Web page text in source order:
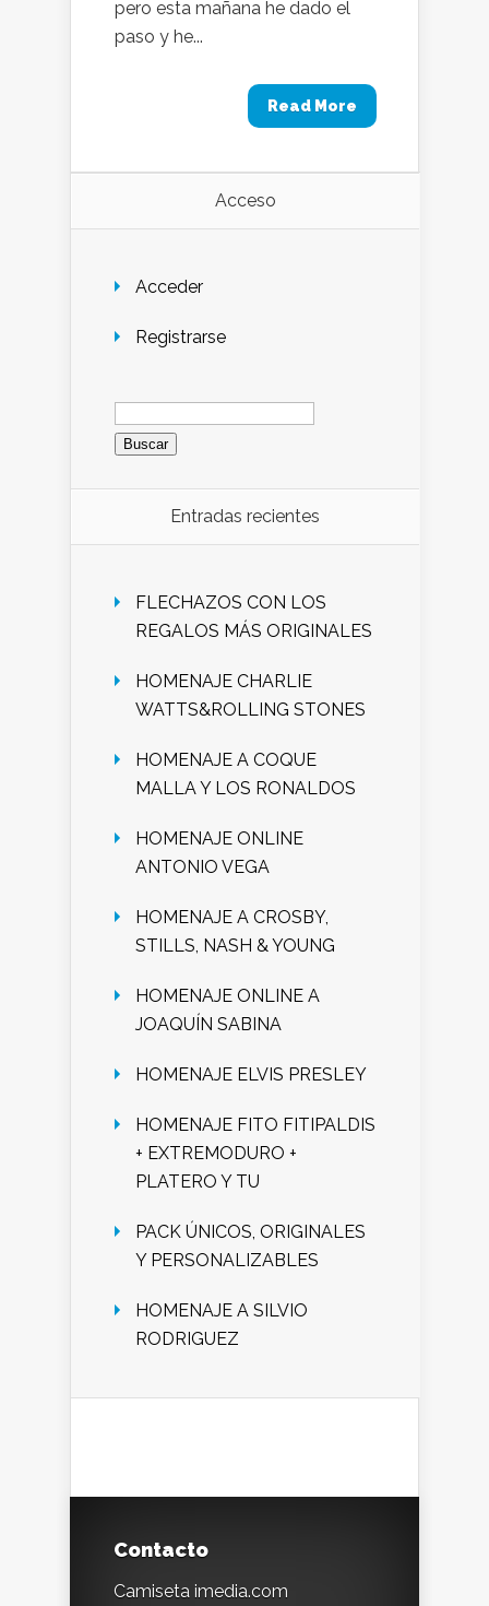
pero esta mañana he dado el
paso y he...
Read More
Acceso
Acceder
Registrarse
Buscar:
Entradas recientes
FLECHAZOS CON LOS
REGALOS MÁS ORIGINALES
HOMENAJE CHARLIE
WATTS&ROLLING STONES
HOMENAJE A COQUE
MALLA Y LOS RONALDOS
HOMENAJE ONLINE
ANTONIO VEGA
HOMENAJE A CROSBY,
STILLS, NASH & YOUNG
HOMENAJE ONLINE A
JOAQUÍN SABINA
HOMENAJE ELVIS PRESLEY
HOMENAJE FITO FITIPALDIS
+ EXTREMODURO +
PLATERO Y TU
PACK ÚNICOS, ORIGINALES
Y PERSONALIZABLES
HOMENAJE A SILVIO
RODRIGUEZ
Contacto
Camiseta imedia.com